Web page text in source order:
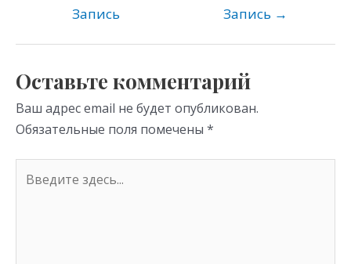
kl
as
ni
ki
a
m p
Запись
Запись →
Оставьте комментарий
Ваш адрес email не будет опубликован.
Обязательные поля помечены *
здесь...